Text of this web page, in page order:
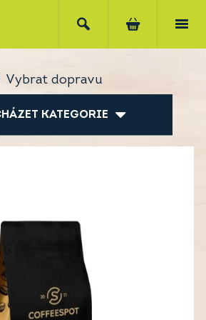
Vybrat dopravu
KATEGORIE